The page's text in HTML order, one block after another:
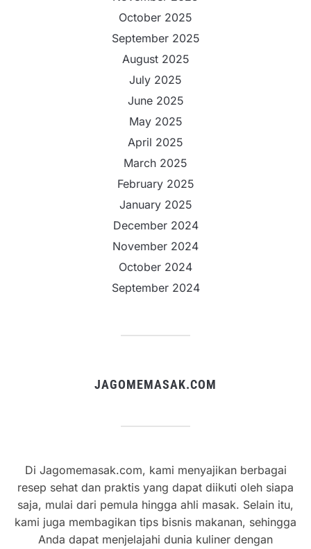
October 2025
September 2025
August 2025
July 2025
June 2025
May 2025
April 2025
March 2025
February 2025
January 2025
December 2024
November 2024
October 2024
September 2024
JAGOMEMASAK.COM
Di Jagomemasak.com, kami menyajikan berbagai
resep sehat dan praktis yang dapat diikuti oleh siapa
saja, mulai dari pemula hingga ahli masak. Selain itu,
kami juga membagikan tips bisnis makanan, sehingga
Anda dapat menjelajahi dunia kuliner dengan